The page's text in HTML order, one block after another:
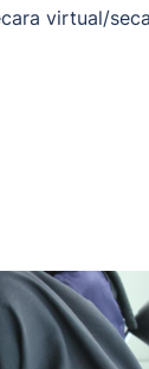
virtual/